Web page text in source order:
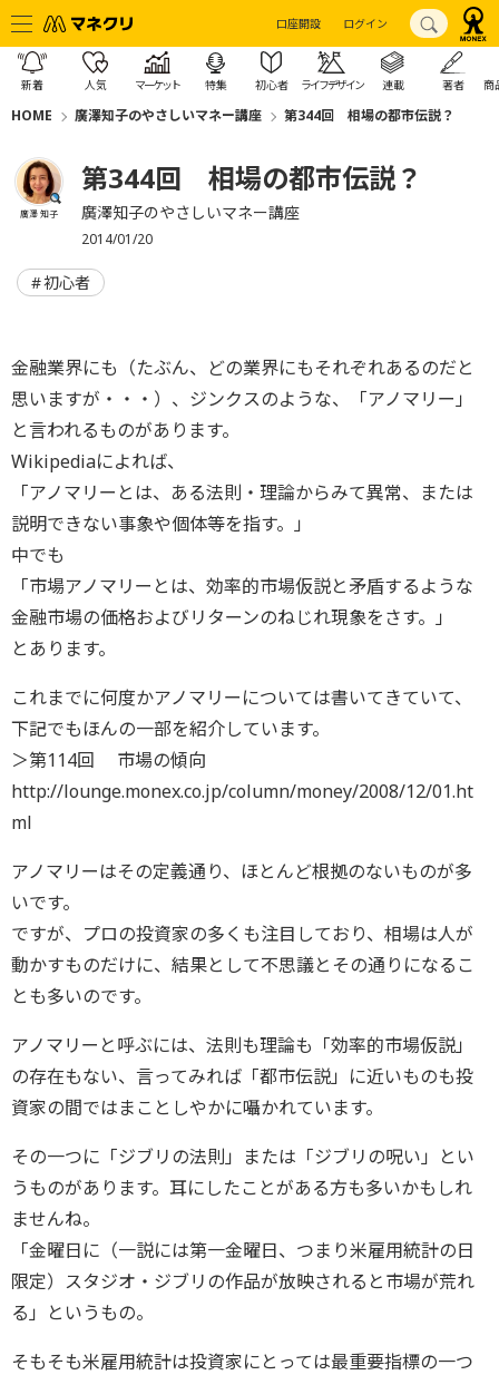
口座開設 ログイン
新着 人気 マーケット 特集 初心者 ライフデザイン 連載 著者 商
HOME 廣澤知子のやさしいマネー講座 第344回 相場の都市伝説？
廣澤 知子
第344回 相場の都市伝説？
廣澤知子のやさしいマネー講座
2014/01/20
初心者
金融業界にも（たぶん、どの業界にもそれぞれあるのだと
思いますが・・・）、ジンクスのような、「アノマリー」
と言われるものがあります。
Wikipediaによれば、
「アノマリーとは、ある法則・理論からみて異常、または
説明できない事象や個体等を指す。」
中でも
「市場アノマリーとは、効率的市場仮説と矛盾するような
金融市場の価格およびリターンのねじれ現象をさす。」
とあります。
これまでに何度かアノマリーについては書いてきていて、
下記でもほんの一部を紹介しています。
＞第114回 市場の傾向
http://lounge.monex.co.jp/column/money/2008/12/01.ht
ml
アノマリーはその定義通り、ほとんど根拠のないものが多
いです。
ですが、プロの投資家の多くも注目しており、相場は人が
動かすものだけに、結果として不思議とその通りになるこ
とも多いのです。
アノマリーと呼ぶには、法則も理論も「効率的市場仮説」
の存在もない、言ってみれば「都市伝説」に近いものも投
資家の間ではまことしやかに囁かれています。
その一つに「ジブリの法則」または「ジブリの呪い」とい
うものがあります。耳にしたことがある方も多いかもしれ
ませんね。
「金曜日に（一説には第一金曜日、つまり米雇用統計の日
限定）スタジオ・ジブリの作品が放映されると市場が荒れ
る」というもの。
そもそも米雇用統計は投資家にとっては最重要指標の一つ